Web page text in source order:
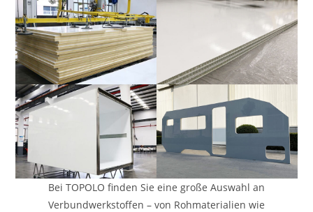
Bei TOPOLO finden Sie eine große Auswahl an
Verbundwerkstoffen – von Rohmaterialien wie